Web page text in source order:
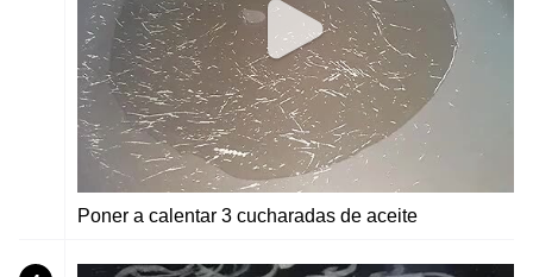
Poner a calentar 3 cucharadas de aceite